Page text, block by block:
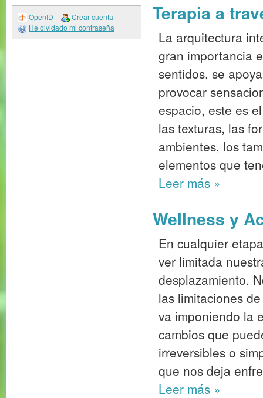
OpenID
Crear cuenta
He olvidado mi contraseña
Terapia a
La arquitectura
gran importancia
sentidos, se
provocar
espacio, este es
las texturas, las
ambientes, los
elementos que
Leer más »
Wellness y
En cualquier
ver limitada
desplazamiento.
las limitaciones
va imponiendo la
cambios que
irreversibles o
que nos deja
Leer más »